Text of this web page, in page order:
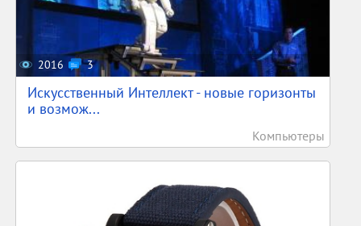
2016 3
Искусственный Интеллект - новые горизонты
и возмож...
Компьютеры